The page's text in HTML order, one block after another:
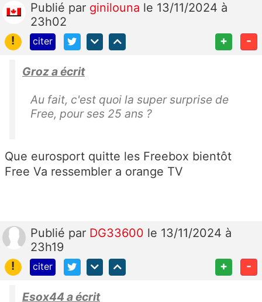
Publié par ginilouna le 13/11/2024 à
23h02
!
citer + -
Groz a écrit
Au fait, c'est quoi la super surprise de
Free, pour ses 25 ans ?
Que eurosport quitte les Freebox bientôt
Free Va ressembler a orange TV
Publié par DG33600 le 13/11/2024 à
23h19
!
citer + -
Esox44 a écrit